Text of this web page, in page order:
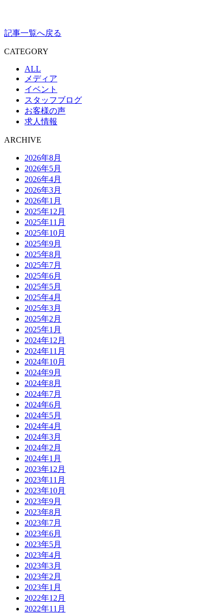
記事一覧へ戻る
CATEGORY
ALL
メディア
イベント
スタッフブログ
お客様の声
求人情報
ARCHIVE
2026年8月
2026年5月
2026年4月
2026年3月
2026年1月
2025年12月
2025年11月
2025年10月
2025年9月
2025年8月
2025年7月
2025年6月
2025年5月
2025年4月
2025年3月
2025年2月
2025年1月
2024年12月
2024年11月
2024年10月
2024年9月
2024年8月
2024年7月
2024年6月
2024年5月
2024年4月
2024年3月
2024年2月
2024年1月
2023年12月
2023年11月
2023年10月
2023年9月
2023年8月
2023年7月
2023年6月
2023年5月
2023年4月
2023年3月
2023年2月
2023年1月
2022年12月
2022年11月